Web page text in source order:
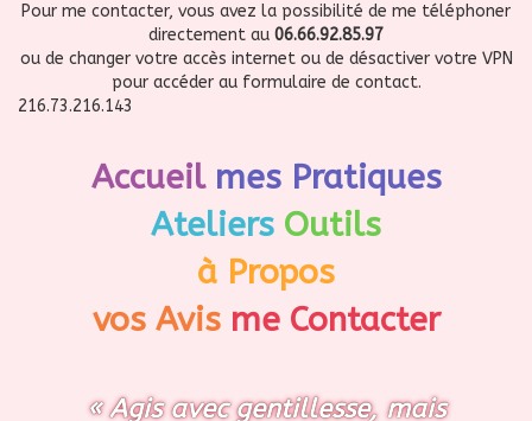
Pour me contacter, vous avez la possibilité de me téléphoner
directement au 06.66.92.85.97
ou de changer votre accès internet ou de désactiver votre VPN
pour accéder au formulaire de contact.
216.73.216.143
Accueil mes Pratiques
Ateliers Outils
à Propos
vos Avis me Contacter
« Agis avec gentillesse, mais